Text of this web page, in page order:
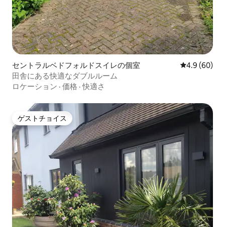
セントラルベドフォルドスイレの個室 レビュー60
4.9 (60)
田舎にある快適なダブルルーム
ロケーション · 価格 ·快適さ
ゲストチョイス
ゲストチョイス